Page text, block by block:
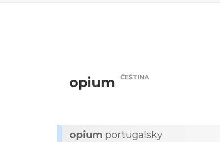
opium ČEŠTINA
opium portugalsky